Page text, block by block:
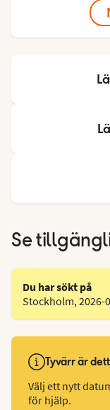
Se
Du har sökt på
Stockholm, 2026-
Tyvärr är
Välj ett nytt
för hjälp.